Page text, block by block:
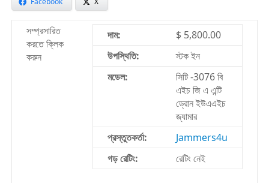
সম্প্রসারিত
করতে ক্লিক
করুন
দাম:
$ 5,800.00
উপস্থিতি:
স্টক ইন
মডেল:
সিটি -3076 বি
এইচ জি এ এন্টি
ড্রোন ইউএএইচ
জ্যামার
প্রস্তুতকর্তা:
Jammers4u
গড় রেটিং:
রেটিং নেই